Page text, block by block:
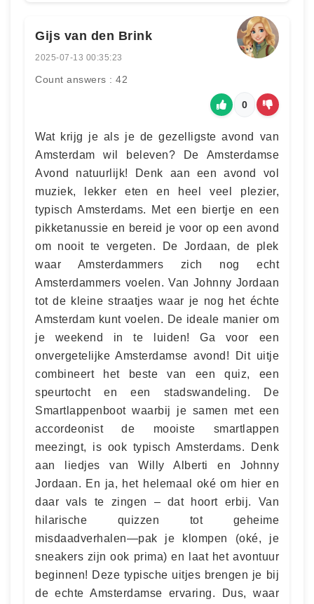
Gijs van den Brink
2025-07-13 00:35:23
Count answers : 42
0
Wat krijg je als je de gezelligste avond van
Amsterdam wil beleven? De Amsterdamse
Avond natuurlijk! Denk aan een avond vol
muziek, lekker eten en heel veel plezier,
typisch Amsterdams. Met een biertje en een
pikketanussie en bereid je voor op een avond
om nooit te vergeten. De Jordaan, de plek
waar Amsterdammers zich nog echt
Amsterdammers voelen. Van Johnny Jordaan
tot de kleine straatjes waar je nog het échte
Amsterdam kunt voelen. De ideale manier om
je weekend in te luiden! Ga voor een
onvergetelijke Amsterdamse avond! Dit uitje
combineert het beste van een quiz, een
speurtocht en een stadswandeling. De
Smartlappenboot waarbij je samen met een
accordeonist de mooiste smartlappen
meezingt, is ook typisch Amsterdams. Denk
aan liedjes van Willy Alberti en Johnny
Jordaan. En ja, het helemaal oké om hier en
daar vals te zingen – dat hoort erbij. Van
hilarische quizzen tot geheime
misdaadverhalen—pak je klompen (oké, je
sneakers zijn ook prima) en laat het avontuur
beginnen! Deze typische uitjes brengen je bij
de echte Amsterdamse ervaring. Dus, waar